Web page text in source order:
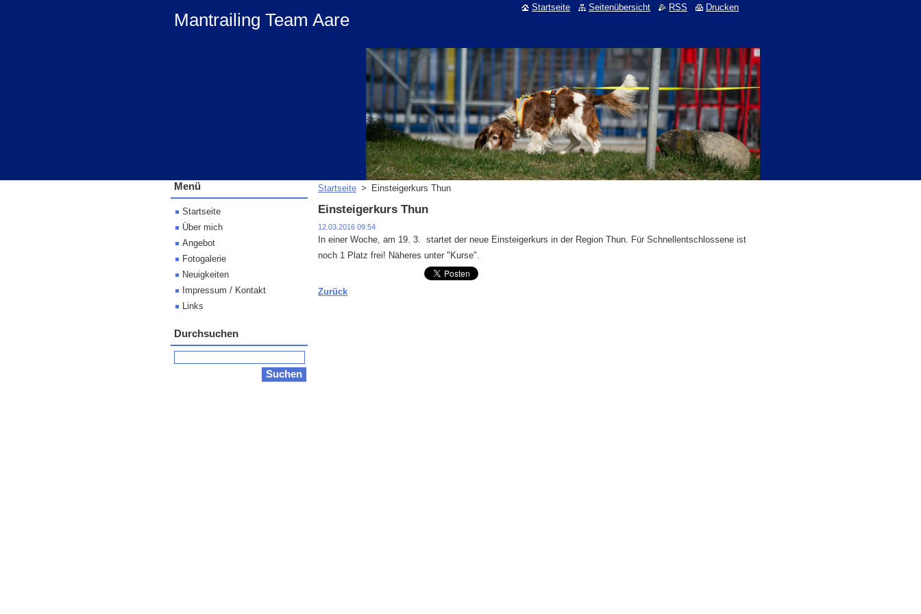
Mantrailing Team Aare
Startseite > Einsteigerkurs Thun
Einsteigerkurs Thun
12.03.2016 09:54
In einer Woche, am 19. 3. startet der neue Einsteigerkurs in der Region Thun. Für Schnellentschlossene ist
noch 1 Platz frei! Näheres unter "Kurse".
Zurück
Menü
Startseite
Über mich
Angebot
Fotogalerie
Neuigkeiten
Impressum / Kontakt
Links
Durchsuchen
Startseite Seitenübersicht RSS Drucken